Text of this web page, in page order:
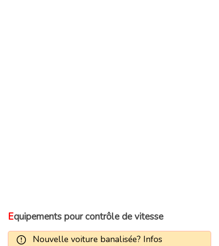
Equipements pour contrôle de vitesse
Nouvelle voiture banalisée? Infos